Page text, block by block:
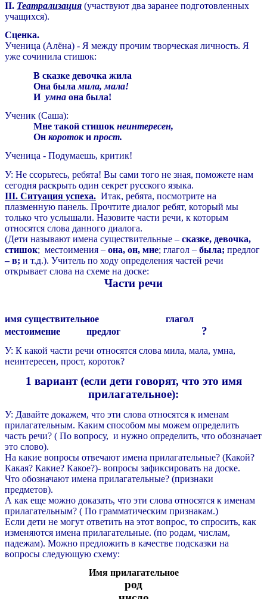
II. Театрализация (участвуют два заранее подготовленных
учащихся).
Сценка.
Ученица (Алёна) - Я между прочим творческая личность. Я
уже сочинила стишок:
В сказке девочка жила
Она быламила, мала!
И умна она была!
Ученик (Саша):
Мне такой стишок неинтересен,
Он коротоки прост.
Ученица - Подумаешь, критик!
У: Не ссорьтесь, ребята! Вы сами того не зная, поможете нам
сегодня раскрыть один секрет русского языка.
III. Ситуация успеха. Итак, ребята, посмотрите на
плазменную панель. Прочтите диалог ребят, который мы
только что услышали. Назовите части речи, к которым
относятся слова данного диалога.
(Дети называют имена существительные – сказке, девочка,
стишок; местоимения – она, он, мне; глагол – была; предлог
– в; и т.д.). Учитель по ходу определения частей речи
открывает слова на схеме на доске:
Части речи
имя существительное глагол
местоимение предлог ?
У: К какой части речи относятся слова мила, мала, умна,
неинтересен, прост, короток?
1 вариант (если дети говорят, что это имя
прилагательное):
У: Давайте докажем, что эти слова относятся к именам
прилагательным. Каким способом мы можем определить
часть речи? ( По вопросу, и нужно определить, что обозначает
это слово).
На какие вопросы отвечают имена прилагательные? (Какой?
Какая? Какие? Какое?)- вопросы зафиксировать на доске.
Что обозначают имена прилагательные? (признаки
предметов).
А как еще можно доказать, что эти слова относятся к именам
прилагательным? ( По грамматическим признакам.)
Если дети не могут ответить на этот вопрос, то спросить, как
изменяются имена прилагательные. (по родам, числам,
падежам). Можно предложить в качестве подсказки на
вопросы следующую схему:
Имя прилагательное
род